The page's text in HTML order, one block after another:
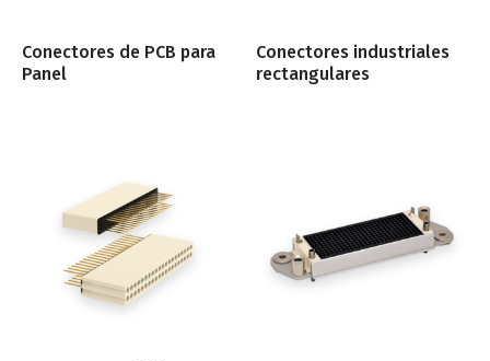
Conectores de PCB para
Panel
Conectores industriales
rectangulares